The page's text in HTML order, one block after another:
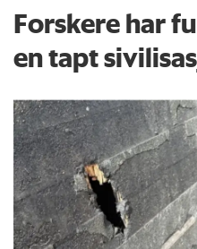
Forskere har
en tapt